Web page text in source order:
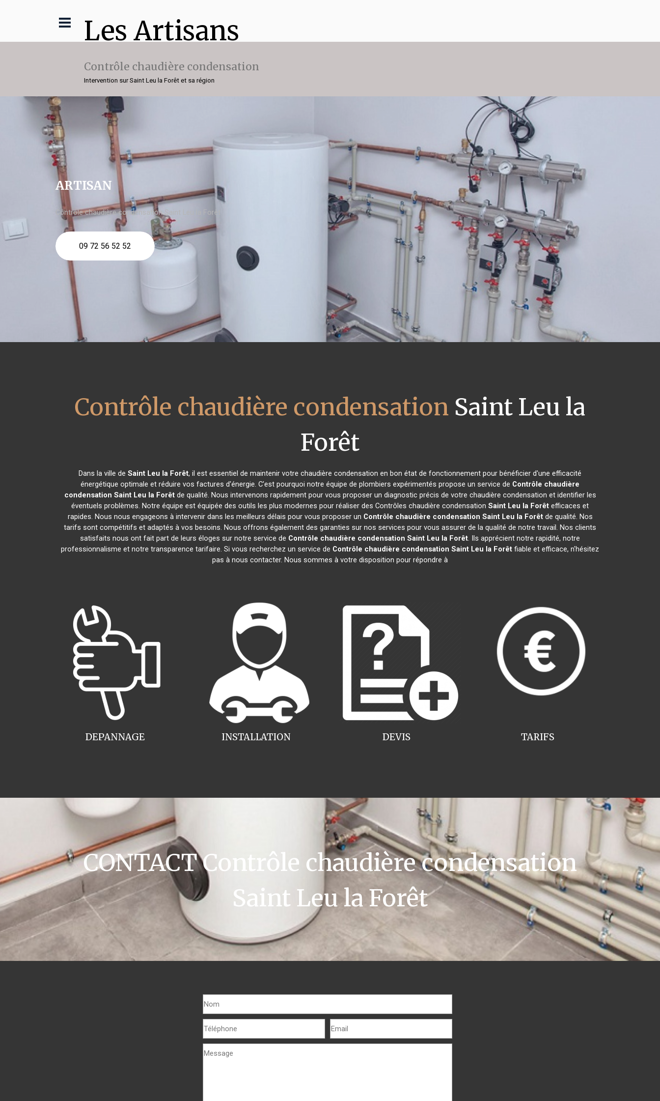
Les Artisans
Contrôle chaudière condensation
Intervention sur Saint Leu la Forêt et sa région
ARTISAN
Contrôle chaudière condensation Saint Leu la Forêt
09 72 56 52 52
Contrôle chaudière condensation Saint Leu la
Forêt
Dans la ville de Saint Leu la Forêt, il est essentiel de maintenir votre chaudière condensation en bon état de fonctionnement pour bénéficier d'une efficacité
énergétique optimale et réduire vos factures d'énergie. C'est pourquoi notre équipe de plombiers expérimentés propose un service de Contrôle chaudière
condensation Saint Leu la Forêtde qualité. Nous intervenons rapidement pour vous proposer un diagnostic précis de votre chaudière condensation et identifier les
éventuels problèmes. Notre équipe est équipée des outils les plus modernes pour réaliser des Contrôles chaudière condensation Saint Leu la Forêt efficaces et
rapides. Nous nous engageons à intervenir dans les meilleurs délais pour vous proposer un Contrôle chaudière condensation Saint Leu la Forêtde qualité. Nos
tarifs sont compétitifs et adaptés à vos besoins. Nous offrons également des garanties sur nos services pour vous assurer de la qualité de notre travail. Nos clients
satisfaits nous ont fait part de leurs éloges sur notre service de Contrôle chaudière condensation Saint Leu la Forêt. Ils apprécient notre rapidité, notre
professionnalisme et notre transparence tarifaire. Si vous recherchez un service de Contrôle chaudière condensation Saint Leu la Forêt fiable et efficace, n'hésitez
pas à nous contacter. Nous sommes à votre disposition pour répondre à
INSTALLATION
DEPANNAGE TARIFS
DEVIS
CONTACT Contrôle chaudière condensation
Saint Leu la Forêt